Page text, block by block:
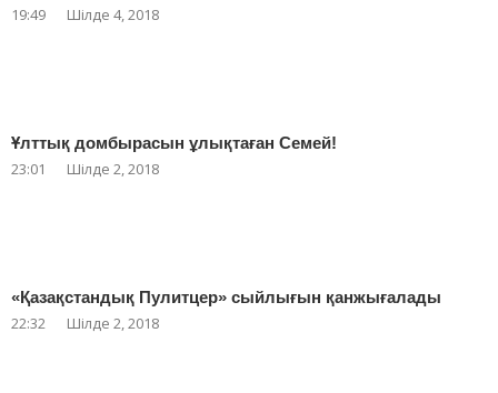
19:49 Шілде 4, 2018
Ұлттық домбырасын ұлықтаған Семей!
23:01 Шілде 2, 2018
«Қазақстандық Пулитцер» сыйлығын қанжығалады
22:32 Шілде 2, 2018